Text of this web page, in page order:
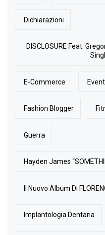
Dichiarazioni
DISCLOSURE Feat.
E-Commerce
Fashion Blogger
Guerra
Hayden James
Il Nuovo Album Di
Implantologia Dentaria